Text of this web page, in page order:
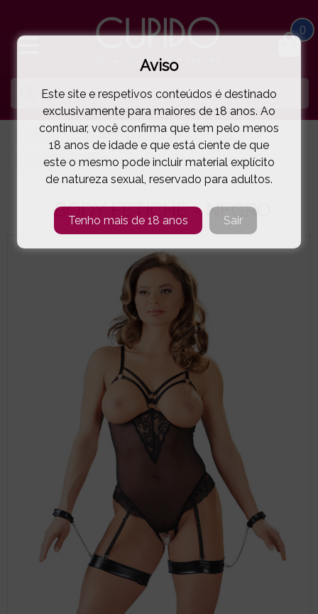
0
LINGERIE E ROUPA MULHER BODYS
COTTELLI BONDAGE BODY FETICHE - NEGRO( 11-26417801E )
BODY FETICHE - NEGRO
Aviso
Este site e respetivos conteúdos é destinado
exclusivamente para maiores de 18 anos. Ao
continuar, você confirma que tem pelo menos
18 anos de idade e que está ciente de que
este o mesmo pode incluir material explícito
de natureza sexual, reservado para adultos.
Tenho mais de 18 anos Sair